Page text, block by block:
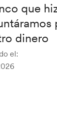
que
dinero
el: